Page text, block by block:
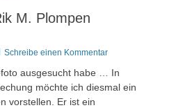
M. Plompen
Schreibe einen Kommentar
ausgesucht habe … In
möchte ich diesmal ein
vorstellen. Er ist ein